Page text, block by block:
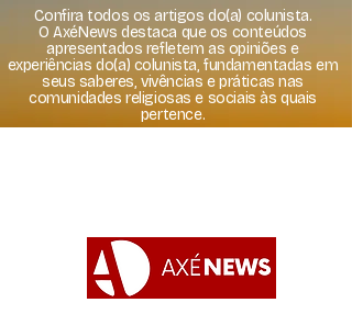
Confira todos os artigos do(a) colunista.
O AxéNews destaca que os conteúdos
apresentados refletem as opiniões e
experiências do(a) colunista, fundamentadas em
seus saberes, vivências e práticas nas
comunidades religiosas e sociais às quais
pertence.